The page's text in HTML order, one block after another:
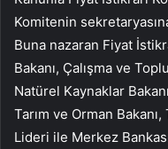
Komitenin
Buna nazaran Fiyat
Bakanı, Çalışma ve
Natürel Kaynaklar
Tarım ve Orman
Lideri ile Merkez